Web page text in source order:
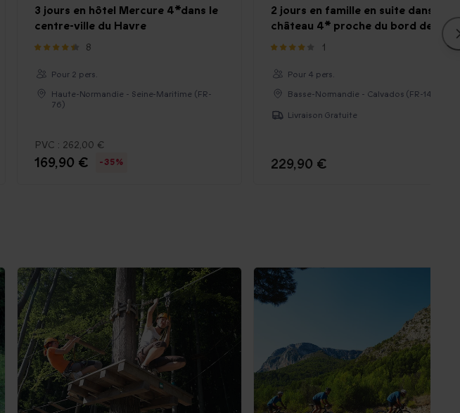
3 jours en hôtel Mercure 4*dans le
centre-ville du Havre
8
Pour 2 pers.
Haute-Normandie - Seine-Maritime (FR-
76)
PVC : 262,00 €
169,90 € -35%
2 jours en famille en suite dans un
château 4* proche du bord de mer
1
Pour 4 pers.
Basse-Normandie - Calvados (FR-14)
Livraison Gratuite
229,90 €